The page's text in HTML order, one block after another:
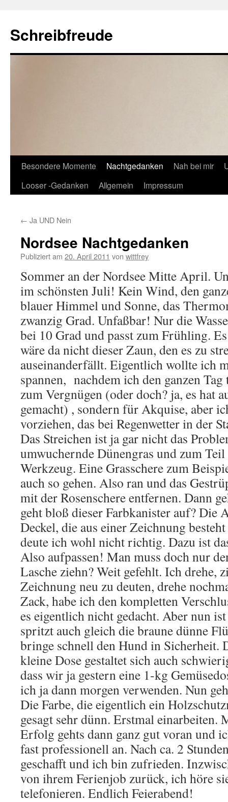
Schreibfreude
Besondere Momente Nachtgedanken Nah bei mir
Looser -Gedanken
Allgemein Impressum
← Ja UND Nein
Nordsee Nachtgedanken
Publiziert am 20. April 2011 von wittfrey
Sommer an der Nordsee Mitte April.
im schönsten Juli! Kein Wind, den
blauer Himmel und Sonne, das
zwanzig Grad. Unfaßbar! Nur die
bei 10 Grad und passt zum Frühling.
wäre da nicht dieser Zaun, den es zu
auseinanderfällt. Eigentlich wollte ich
spannen, nachdem ich den ganzen
zum Vergnügen (oder doch? ja, es hat
gemacht) , sondern für Akquise, aber
vorziehen, das bei Regenwetter in der
Das Streichen ist ja gar nicht das
umwuchernde Dünengras und zum Teil
Werkzeug. Eine Grasschere zum
auch so gehen. Also ran und das
mit der Rosenschere entfernen. Dann
geht bloß dieser Farbkanister auf? Die
Deckel, die aus einer Zeichnung
deute ich wohl nicht richtig. Dazu ist
Also aufpassen! Man muss doch nur
Lasche ziehn? Weit gefehlt. Ich drehe,
Zeichnung neu zu deuten, drehe
Zack, habe ich den kompletten
es eigentlich nicht gedacht. Aber nun
spritzt auch gleich die braune dünne
bringe schnell den Hund in Sicherheit.
kleine Dose gestaltet sich auch
dass wir ja gestern eine 1-kg
ich ja dann morgen verwenden. Nun
Die Farbe, die eigentlich ein
gesagt sehr dünn. Erstmal einarbeiten.
Erfolg gehts dann ganz gut voran und
fast professionell an. Nach ca. 2
geschafft und ich bin zufrieden.
von ihrem Ferienjob zurück, ich höre
telefonieren. Endlich Feierabend!